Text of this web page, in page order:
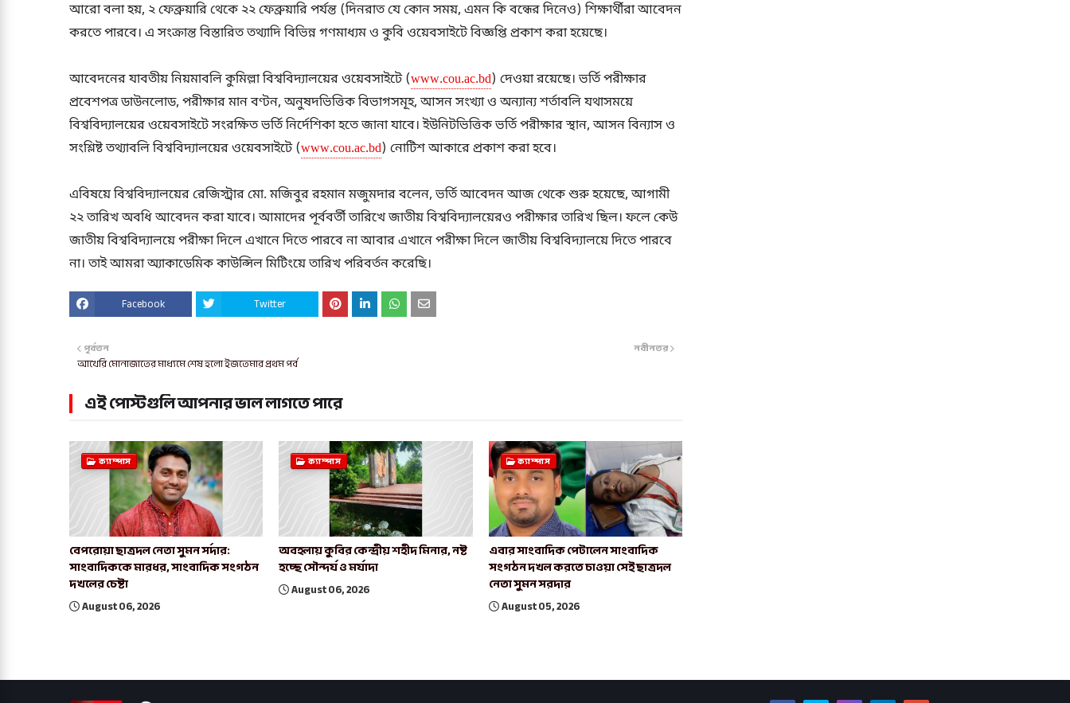
আরো বলা হয়, ২ ফেব্রুয়ারি থেকে ২২ ফেব্রুয়ারি পর্যন্ত (দিনরাত যে কোন সময়, এমন কি বন্ধের দিনেও) শিক্ষার্থীরা আবেদন
করতে পারবে। এ সংক্রান্ত বিস্তারিত তথ্যাদি বিভিন্ন গণমাধ্যম ও কুবি ওয়েবসাইটে বিজ্ঞপ্তি প্রকাশ করা হয়েছে।
আবেদনের যাবতীয় নিয়মাবলি কুমিল্লা বিশ্ববিদ্যালয়ের ওয়েবসাইটে (www.cou.ac.bd) দেওয়া রয়েছে। ভর্তি পরীক্ষার
প্রবেশপত্র ডাউনলোড, পরীক্ষার মান বণ্টন, অনুষদভিত্তিক বিভাগসমূহ, আসন সংখ্যা ও অন্যান্য শর্তাবলি যথাসময়ে
বিশ্ববিদ্যালয়ের ওয়েবসাইটে সংরক্ষিত ভর্তি নির্দেশিকা হতে জানা যাবে। ইউনিটভিত্তিক ভর্তি পরীক্ষার স্থান, আসন বিন্যাস ও
সংশ্লিষ্ট তথ্যাবলি বিশ্ববিদ্যালয়ের ওয়েবসাইটে (www.cou.ac.bd) নোটিশ আকারে প্রকাশ করা হবে।
এবিষয়ে বিশ্ববিদ্যালয়ের রেজিস্ট্রার মো. মজিবুর রহমান মজুমদার বলেন, ভর্তি আবেদন আজ থেকে শুরু হয়েছে, আগামী
২২ তারিখ অবধি আবেদন করা যাবে। আমাদের পূর্ববর্তী তারিখে জাতীয় বিশ্ববিদ্যালয়েরও পরীক্ষার তারিখ ছিল। ফলে কেউ
জাতীয় বিশ্ববিদ্যালয়ে পরীক্ষা দিলে এখানে দিতে পারবে না আবার এখানে পরীক্ষা দিলে জাতীয় বিশ্ববিদ্যালয়ে দিতে পারবে
না। তাই আমরা অ্যাকাডেমিক কাউন্সিল মিটিংয়ে তারিখ পরিবর্তন করেছি।
Facebook Twitter
নবীনতর
পূর্বতন
আখেরি মোনাজাতের মাধ্যমে শেষ হলো ইজতেমার প্রথম পর্ব
এই পোস্টগুলি আপনার ভাল লাগতে পারে
ক্যাম্পাস
বেপরোয়া ছাত্রদল নেতা সুমন সর্দার:
সাংবাদিককে মারধর, সাংবাদিক সংগঠন
দখলের চেষ্টা
August 06, 2026
ক্যাম্পাস
অবহলায় কুবির কেন্দ্রীয় শহীদ মিনার, নষ্ট
হচ্ছে সৌন্দর্য ও মর্যাদা
August 06, 2026
ক্যাম্পাস
এবার সাংবাদিক পেটালেন সাংবাদিক
সংগঠন দখল করতে চাওয়া সেই ছাত্রদল
নেতা সুমন সরদার
August 05, 2026